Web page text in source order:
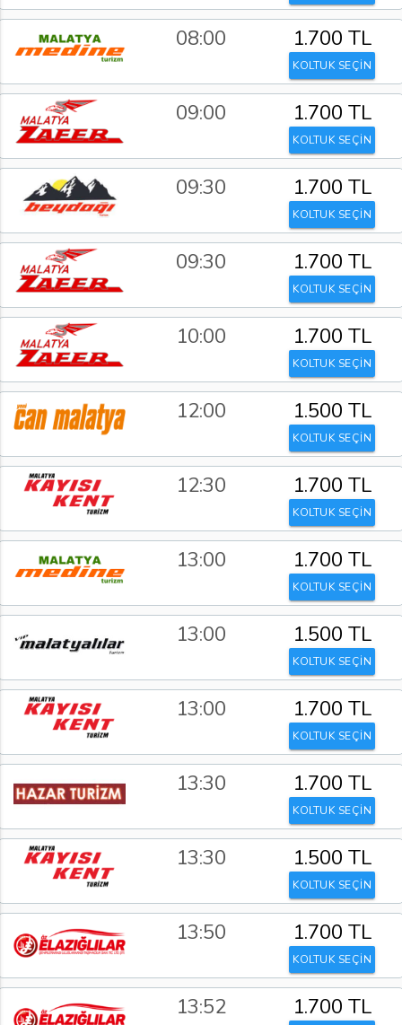
08:00 1.700 TL
KOLTUK SEÇİN
09:00 1.700 TL
KOLTUK SEÇİN
09:30 1.700 TL
KOLTUK SEÇİN
09:30 1.700 TL
KOLTUK SEÇİN
10:00 1.700 TL
KOLTUK SEÇİN
12:00 1.500 TL
KOLTUK SEÇİN
12:30 1.700 TL
KOLTUK SEÇİN
13:00 1.700 TL
KOLTUK SEÇİN
13:00 1.500 TL
KOLTUK SEÇİN
13:00 1.700 TL
KOLTUK SEÇİN
13:30 1.700 TL
KOLTUK SEÇİN
13:30 1.500 TL
KOLTUK SEÇİN
13:50 1.700 TL
KOLTUK SEÇİN
13:52 1.700 TL